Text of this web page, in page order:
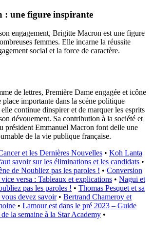
: une figure inspirante
engagement, Brigitte Macron est une figure
femmes. Elle incarne la réussite
social et la force de caractère.
de lettres, Première Dame engagée et icône
place importante dans la scène politique
continue dinspirer et de marquer les esprits
dévouement. Sa contribution à la société et
président Emmanuel Macron font delle une
de la vie publique française.
et les Dernières Nouvelles • Koh Lanta
savoir sur les éliminations et les candidats •
de Noubliez pas les paroles ! • Conversion
versa : Tableaux et explications • Nagui et
pas les paroles ! • Thomas Pesquet et sa
devez savoir• Bertrand Chameroy et
• Lamour est dans le pré 2023 – Guide
la semaine à la Star Academy •